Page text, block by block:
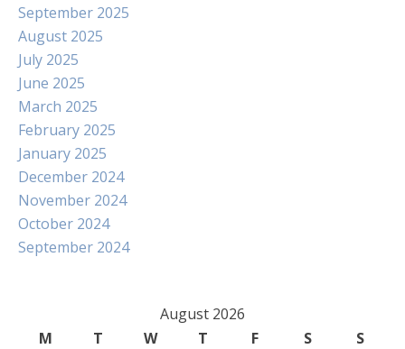
September 2025
August 2025
July 2025
June 2025
March 2025
February 2025
January 2025
December 2024
November 2024
October 2024
September 2024
August 2026
M
T W T F S
S